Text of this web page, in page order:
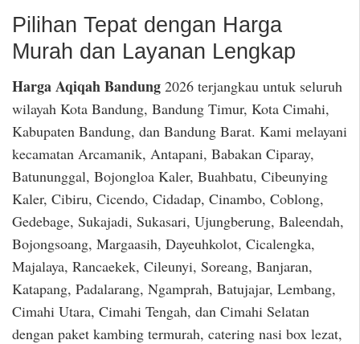
Pilihan Tepat dengan Harga
Murah dan Layanan Lengkap
Harga Aqiqah Bandung 2026 terjangkau untuk seluruh
wilayah Kota Bandung, Bandung Timur, Kota Cimahi,
Kabupaten Bandung, dan Bandung Barat. Kami melayani
kecamatan Arcamanik, Antapani, Babakan Ciparay,
Batununggal, Bojongloa Kaler, Buahbatu, Cibeunying
Kaler, Cibiru, Cicendo, Cidadap, Cinambo, Coblong,
Gedebage, Sukajadi, Sukasari, Ujungberung, Baleendah,
Bojongsoang, Margaasih, Dayeuhkolot, Cicalengka,
Majalaya, Rancaekek, Cileunyi, Soreang, Banjaran,
Katapang, Padalarang, Ngamprah, Batujajar, Lembang,
Cimahi Utara, Cimahi Tengah, dan Cimahi Selatan
dengan paket kambing termurah, catering nasi box lezat,